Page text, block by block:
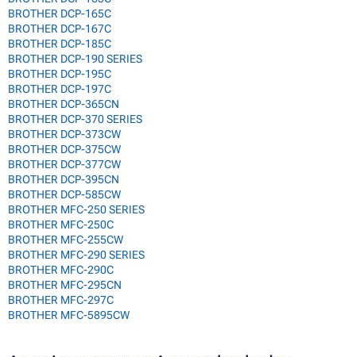
BROTHER DCP-165C
BROTHER DCP-167C
BROTHER DCP-185C
BROTHER DCP-190 SERIES
BROTHER DCP-195C
BROTHER DCP-197C
BROTHER DCP-365CN
BROTHER DCP-370 SERIES
BROTHER DCP-373CW
BROTHER DCP-375CW
BROTHER DCP-377CW
BROTHER DCP-395CN
BROTHER DCP-585CW
BROTHER MFC-250 SERIES
BROTHER MFC-250C
BROTHER MFC-255CW
BROTHER MFC-290 SERIES
BROTHER MFC-290C
BROTHER MFC-295CN
BROTHER MFC-297C
BROTHER MFC-5895CW